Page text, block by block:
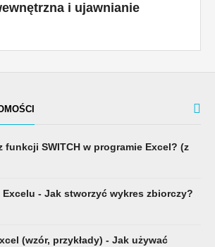
i ujawnianie
funkcji SWITCH w programie Excel? (z
Excelu - Jak stworzyć wykres zbiorczy?
(wzór, przykłady) - Jak używać